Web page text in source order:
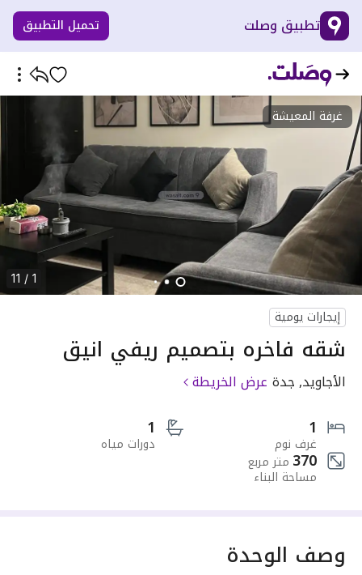
تطبيق وصلت تحميل التطبيق
غرفة المعيشة
1 / 11
إيجارات يومية
شقه فاخره بتصميم ريفي انيق
الأجاويد, جدة عرض الخريطة
1
غرف نوم
1
دورات مياه
370 متر مربع
مساحة البناء
وصف الوحدة